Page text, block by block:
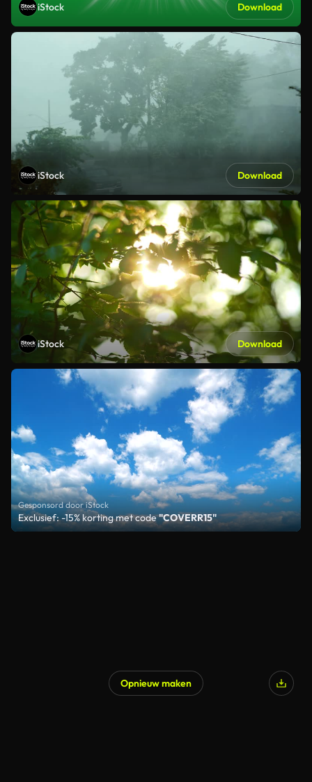
iStock Download
iStock Download
iStock Download
Gesponsord door iStock
Exclusief: -15% korting met code"COVERR15"
Opnieuw maken